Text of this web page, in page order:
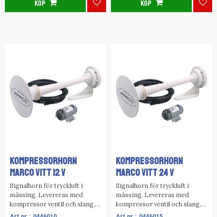
Lägg till i favoriter
KÖP KÖP
KOMPRESSORHORN
MARCO VITT 12 V
Signalhorn för tryckluft i
mässing. Levereras med
kompressor ventil och slang.
Rina och Lloyds godkännande
KOMPRESSORHORN
MARCO VITT 24 V
Signalhorn för tryckluft i
mässing. Levereras med
kompressor ventil och slang.
Rina och Lloyds godkännande